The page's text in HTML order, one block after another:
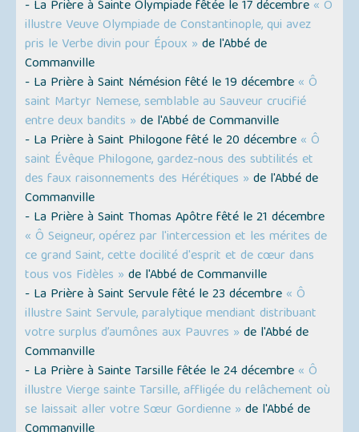
- La Prière à Sainte Olympiade fêtée le 17 décembre « Ô
illustre Veuve Olympiade de Constantinople, qui avez
pris le Verbe divin pour Époux » de l'Abbé de
Commanville
- La Prière à Saint Némésion fêté le 19 décembre « Ô
saint Martyr Nemese, semblable au Sauveur crucifié
entre deux bandits » de l'Abbé de Commanville
- La Prière à Saint Philogone fêté le 20 décembre « Ô
saint Évêque Philogone, gardez-nous des subtilités et
des faux raisonnements des Hérétiques » de l'Abbé de
Commanville
- La Prière à Saint Thomas Apôtre fêté le 21 décembre
« Ô Seigneur, opérez par l'intercession et les mérites de
ce grand Saint, cette docilité d'esprit et de cœur dans
tous vos Fidèles » de l'Abbé de Commanville
- La Prière à Saint Servule fêté le 23 décembre « Ô
illustre Saint Servule, paralytique mendiant distribuant
votre surplus d’aumônes aux Pauvres » de l'Abbé de
Commanville
- La Prière à Sainte Tarsille fêtée le 24 décembre « Ô
illustre Vierge sainte Tarsille, affligée du relâchement où
se laissait aller votre Sœur Gordienne » de l'Abbé de